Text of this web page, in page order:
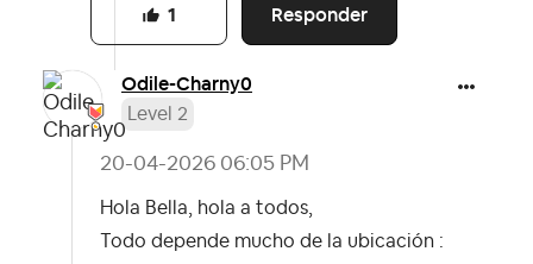
Responder
1
Odile-Charny0
Level 2
‎20-04-2026 06:05 PM
Hola Bella, hola a todos,
Todo depende mucho de la ubicación :